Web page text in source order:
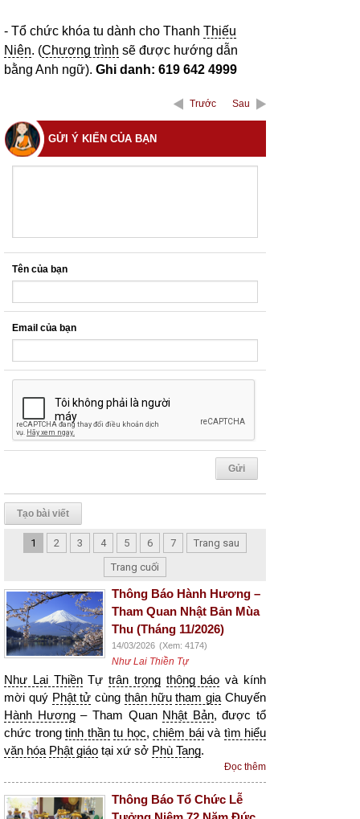
- Tổ chức khóa tu dành cho Thanh Thiếu
Niên. (Chương trình sẽ được hướng dẫn
bằng Anh ngữ). Ghi danh: 619 642 4999
Trước Sau
GỬI Ý KIẾN CỦA BẠN
Tên của bạn
Email của bạn
Tạo bài viết
1 2 3 4 5 6 7
Trang sau
Trang cuối
Thông Báo Hành Hương –
Tham Quan Nhật Bản Mùa
Thu (Tháng 11/2026)
14/03/2026 (Xem: 4174)
Như Lai Thiền Tự
Như Lai ThiềnTựtrân trọng thông báo và kính
mời quý Phật tử cùng thân hữu tham gia Chuyến
Hành Hương– Tham Quan Nhật Bản, được tổ
chức trong tinh thần tu học, chiêm báivà tìm hiểu
văn hóa Phật giáo tại xứ sở Phù Tang.
Đọc thêm
Thông Báo Tổ Chức Lễ